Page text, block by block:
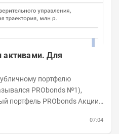
активами. Для
портфелю
PRObonds №1),
портфель PRObonds Акции /
07:04